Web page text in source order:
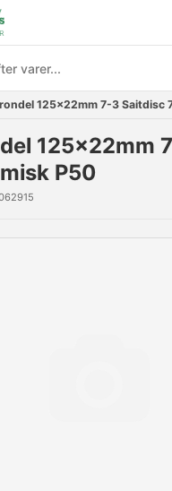
125x22mm 7-3 Saitdisc
125x22mm
P50